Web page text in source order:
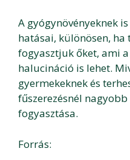
A gyógynövényeknek
hatásai, különösen,
fogyasztjuk őket, ami
halucináció is lehet.
gyermekeknek és
fűszerezésnél
fogyasztása.
Forrás: